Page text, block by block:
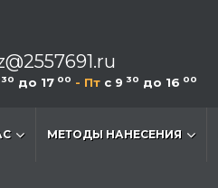
30 до 17 00 - Пт c 9 30 до 16 00
МЕТОДЫ НАНЕСЕНИЯ